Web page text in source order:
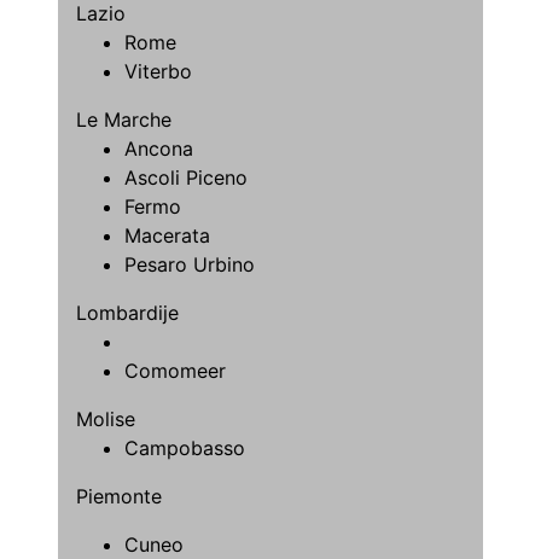
Lazio
Rome
Viterbo
Le Marche
Ancona
Ascoli Piceno
Fermo
Macerata
Pesaro Urbino
Lombardije
Comomeer
Molise
Campobasso
Piemonte
Cuneo